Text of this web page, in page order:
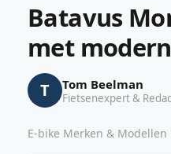
Batavus
met
T Tom Beelman
Fietsenexpert &
E-bike Merken & Modellen